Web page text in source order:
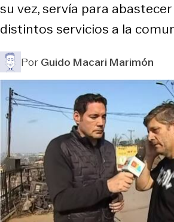
su vez, servía para
distintos servicios a la
PorGuido Macari Marimón